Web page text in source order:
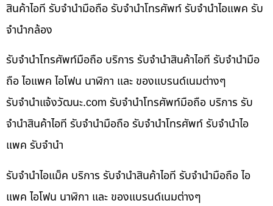
สินค้าไอที รับจำนำมือถือ รับจำนำโทรศัพท์ รับจำนำไอแพค รับ
จำนำกล้อง
รับจำนำโทรศัพท์มือถือ บริการ รับจำนำสินค้าไอที รับจำนำมือ
ถือ ไอแพค ไอโฟน นาฬิกา และ ของแบรนด์เนมต่างๆ
รับจํานําแจ้งวัฒนะ.com รับจำนำโทรศัพท์มือถือ บริการ รับ
จำนำสินค้าไอที รับจำนำมือถือ รับจำนำโทรศัพท์ รับจำนำไอ
แพค รับจำนำ
รับจำนำไอแม็ค บริการ รับจำนำสินค้าไอที รับจำนำมือถือ ไอ
แพค ไอโฟน นาฬิกา และ ของแบรนด์เนมต่างๆ